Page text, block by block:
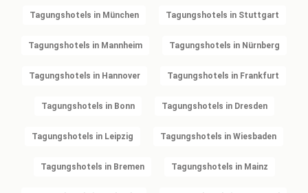
Tagungshotels in München Tagungshotels in Stuttgart
Tagungshotels in Mannheim Tagungshotels in Nürnberg
Tagungshotels in Hannover Tagungshotels in Frankfurt
Tagungshotels in Bonn Tagungshotels in Dresden
Tagungshotels in Leipzig Tagungshotels in Wiesbaden
Tagungshotels in Bremen Tagungshotels in Mainz